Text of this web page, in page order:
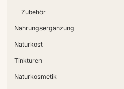
Zubehör
Nahrungsergänzung
Naturkost
Tinkturen
Naturkosmetik